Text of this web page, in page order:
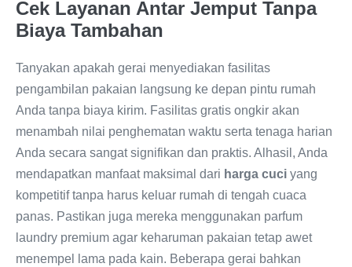
Cek Layanan Antar Jemput Tanpa
Biaya Tambahan
Tanyakan apakah gerai menyediakan fasilitas
pengambilan pakaian langsung ke depan pintu rumah
Anda tanpa biaya kirim. Fasilitas gratis ongkir akan
menambah nilai penghematan waktu serta tenaga harian
Anda secara sangat signifikan dan praktis. Alhasil, Anda
mendapatkan manfaat maksimal dari harga cuci yang
kompetitif tanpa harus keluar rumah di tengah cuaca
panas. Pastikan juga mereka menggunakan parfum
laundry premium agar keharuman pakaian tetap awet
menempel lama pada kain. Beberapa gerai bahkan